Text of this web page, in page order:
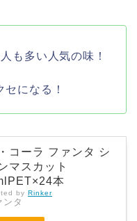
も多い人気の味！
セになる！
コーラ ファンタ シ
マスカット
本
by Rinker
ンタ